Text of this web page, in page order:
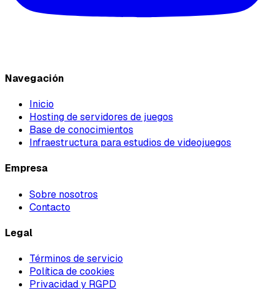
Navegación
Inicio
Hosting de servidores de juegos
Base de conocimientos
Infraestructura para estudios de videojuegos
Empresa
Sobre nosotros
Contacto
Legal
Términos de servicio
Política de cookies
Privacidad y RGPD